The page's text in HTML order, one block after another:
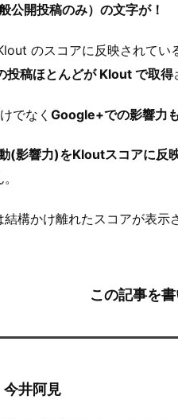
開投稿のみ）の文字が！
のスコアに反映されて
投稿ほとんどが Klout で取得
でなく Google+での影響力
(影響力)をKloutスコアに反
結構かけ離れたスコアが表
この記事を
今井阿見